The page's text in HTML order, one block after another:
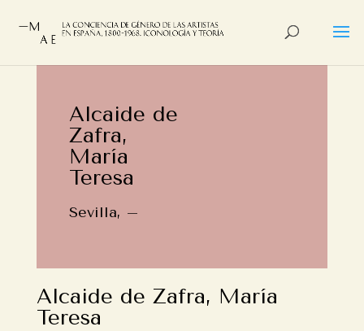
Alcaide de
Zafra,
María
Teresa
Sevilla, –
Alcaide de Zafra, María
Teresa